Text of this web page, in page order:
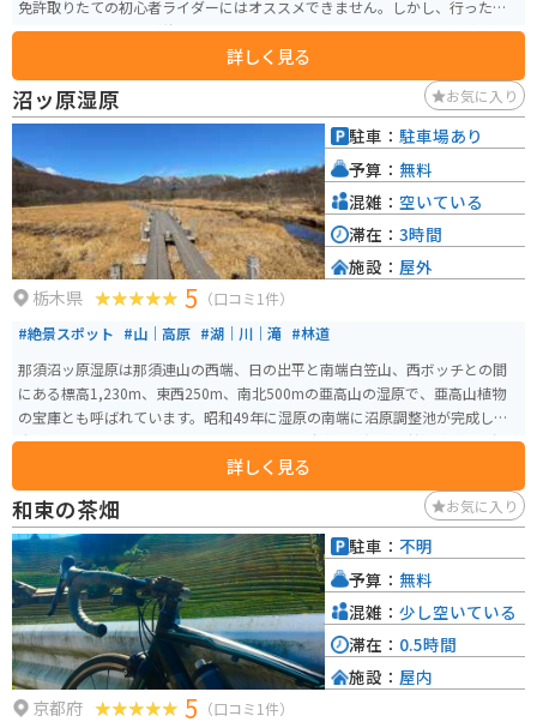
免許取りたての初心者ライダーにはオススメできません。しかし、行った先
には素晴らしい景色が待っているので、運転に慣れている人は行く価値があ
詳しく見る
沼ッ原湿原 お気に入り
栃木県 5 （口コミ1件）
#絶景スポット #山｜高原 #湖｜川｜滝 #林道
那須沼ッ原湿原は那須連山の西端、日の出平と南端白笠山、西ボッチとの間
にある標高1,230m、東西250m、南北500mの亜高山の湿原で、亜高山植物
の宝庫とも呼ばれています。昭和49年に湿原の南端に沼原調整池が完成し、
大型バスで訪れることも可能となりました。駐車場は無料で普通車約100台を
けられており、1周約30分程度で散策できます。植物は約230種が確認されて
おり、季節によりさまざまな植物が見られます。特に、初夏にニッコウキス
ゲの群生が見事で、7月上旬から中旬にかけては湿原一面に咲き誇る様子が見
頃となります。 設備としては、駐車場北側に公衆トイレがありますが、冬季
期間（11月上旬から翌年4月下旬）は凍結防止のため閉鎖されます。また、湿
原内にトイレは設けられていません。 この湿原は昭和天皇のお気に入りとさ
れ、何度も訪れたところとして知られ、最近では皇太子殿下ご夫妻も訪れて
います。四季を通じて新鮮な空気と美しい亜高山植物を楽しむことができま
す。 都内からバイクで約3時間程度の場所にありツーリングの距離としては最
適です。那須観光終わりに自然を満喫するには沼ッ原湿原は行きやすい場所
詳しく見る
駐車： 駐車場あり
予算： 無料
混雑： 空いている
滞在： 3時間
施設： 屋外
和束の茶畑 お気に入り
京都府 5 （口コミ1件）
駐車： 不明
予算： 無料
混雑： 少し空いている
滞在： 0.5時間
施設： 屋内